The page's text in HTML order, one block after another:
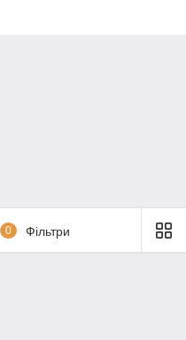
0 Фільтри